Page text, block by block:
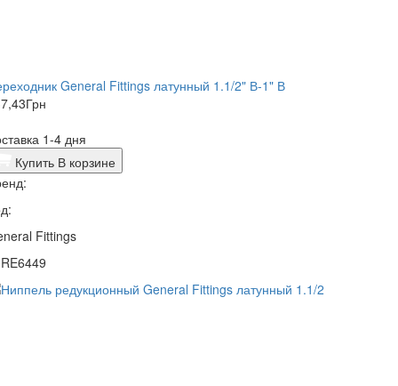
General Fittings латунный 1.1/2" В-1" В
Грн
1-4 дня
Купить В корзине
Fittings